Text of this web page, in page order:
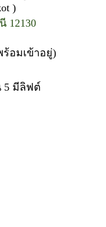
)
12130
ร้อมเข้าอยู่)
5 มีลิฟต์